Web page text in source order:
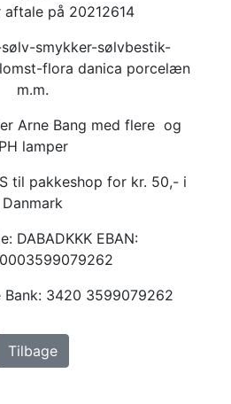
på 20212614
sølv-smykker-sølvbestik-
flora danica porcelæn
m.m.
Arne Bang med flere og
PH lamper
til pakkeshop for kr. 50,- i
Danmark
DABADKKK EBAN:
Bank: 3420 3599079262
Tilbage